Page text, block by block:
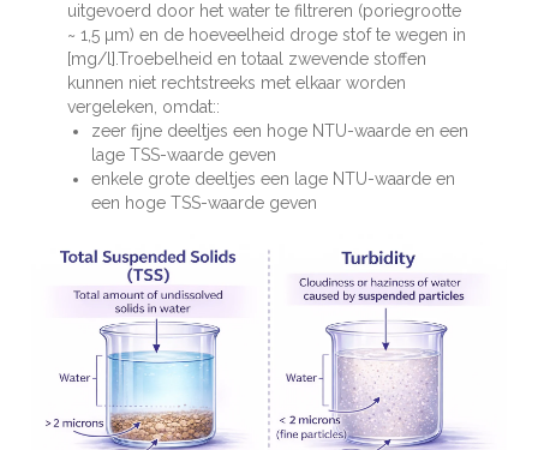
uitgevoerd door het water te filtreren (poriegrootte
~ 1,5 µm) en de hoeveelheid droge stof te wegen in
[mg/l].Troebelheid en totaal zwevende stoffen
kunnen niet rechtstreeks met elkaar worden
vergeleken, omdat::
zeer fijne deeltjes een hoge NTU-waarde en een
lage TSS-waarde geven
enkele grote deeltjes een lage NTU-waarde en
een hoge TSS-waarde geven